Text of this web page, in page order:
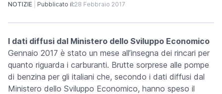
NOTIZIE Pubblicato il:28 Febbraio 2017
I dati diffusi dal Ministero dello Sviluppo Economico
Gennaio 2017 è stato un mese all’insegna dei rincari per
quanto riguarda i carburanti. Brutte sorprese alle pompe
di benzina per gli italiani che, secondo i dati diffusi dal
Ministero dello Sviluppo Economico, hanno speso il